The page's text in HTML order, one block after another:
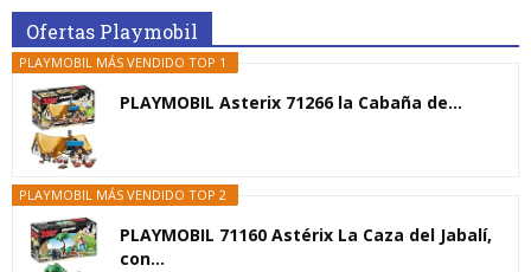
Ofertas Playmobil
PLAYMOBIL MÁS VENDIDO TOP 1
PLAYMOBIL Asterix 71266 la Cabaña de...
PLAYMOBIL MÁS VENDIDO TOP 2
PLAYMOBIL 71160 Astérix La Caza del Jabalí,
con...